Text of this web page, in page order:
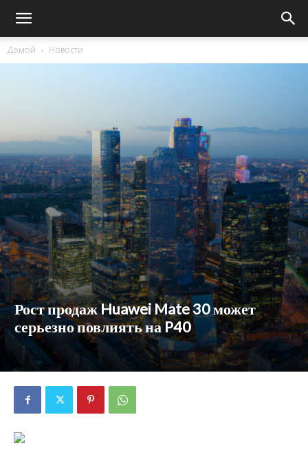
Домой Новости
Рост продаж Huawei Mate 30 может
серьезно повлиять на P40